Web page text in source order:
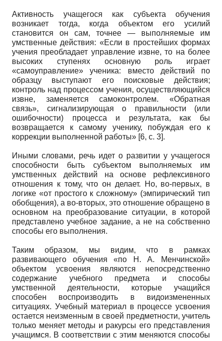
Активность учащегося как субъекта обучения
возникает тогда, когда объектом его усилий
становится он сам, точнее — выполняемые им
умственные действия: «Если в простейших формах
учения преобладает управление извне, то на более
высоких ступенях основную роль играет
«самоуправление» ученика: вместо действий по
образцу выступают его поисковые действия;
контроль над процессом учения, осуществляющийся
извне, заменяется самоконтролем. «Обратная
связь», сигнализирующая о правильности (или
ошибочности) процесса и результата, как бы
возвращается к самому ученику, побуждая его к
коррекции выполненной работы» [6, с. 3].
Иными словами, речь идет о развитии у учащегося
способности быть субъектом выполняемых им
умственных действий на основе рефлексивного
отношения к тому, что он делает. Но, во-первых, в
логике «от простого к сложному» (эмпирический тип
обобщения), а во-вторых, это отношение обращено в
основном на преобразование ситуации, в которой
представлено учебное задание, а не на собственно
способы его выполнения.
Таким образом, мы видим, что в рамках
развивающего обучения «по Н. А. Менчинской»
объектом усвоения являются непосредственно
содержание учебного предмета и способы
умственной деятельности, которые учащийся
способен воспроизводить в видоизмененных
ситуациях. Учебный материал в процессе усвоения
остается неизменным в своей предметности, учитель
только меняет методы и ракурсы его представления
учащимся. В соответствии с этим меняются способы